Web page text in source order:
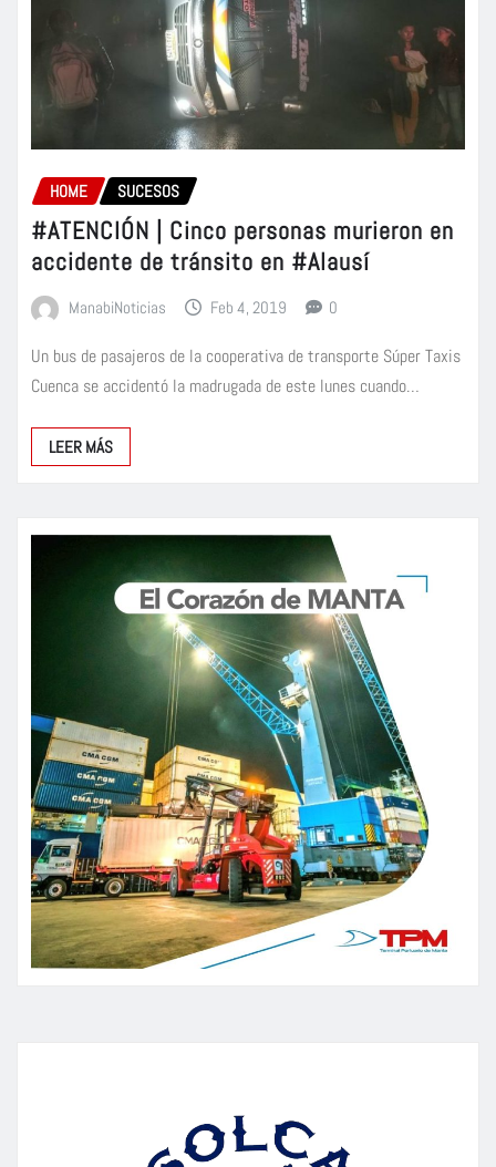
HOME SUCESOS
#ATENCIÓN | Cinco personas murieron en
accidente de tránsito en #Alausí
ManabiNoticias Feb 4, 2019 0
Un bus de pasajeros de la cooperativa de transporte Súper Taxis
Cuenca se accidentó la madrugada de este lunes cuando…
LEER MÁS